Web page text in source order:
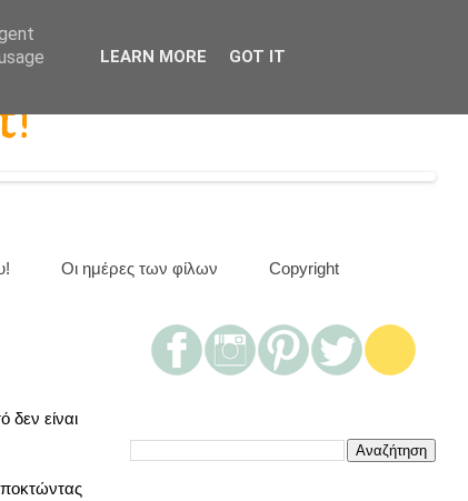
Οι ημέρες των φίλων Copyright
δεν είναι
LEARN MORE GOT IT